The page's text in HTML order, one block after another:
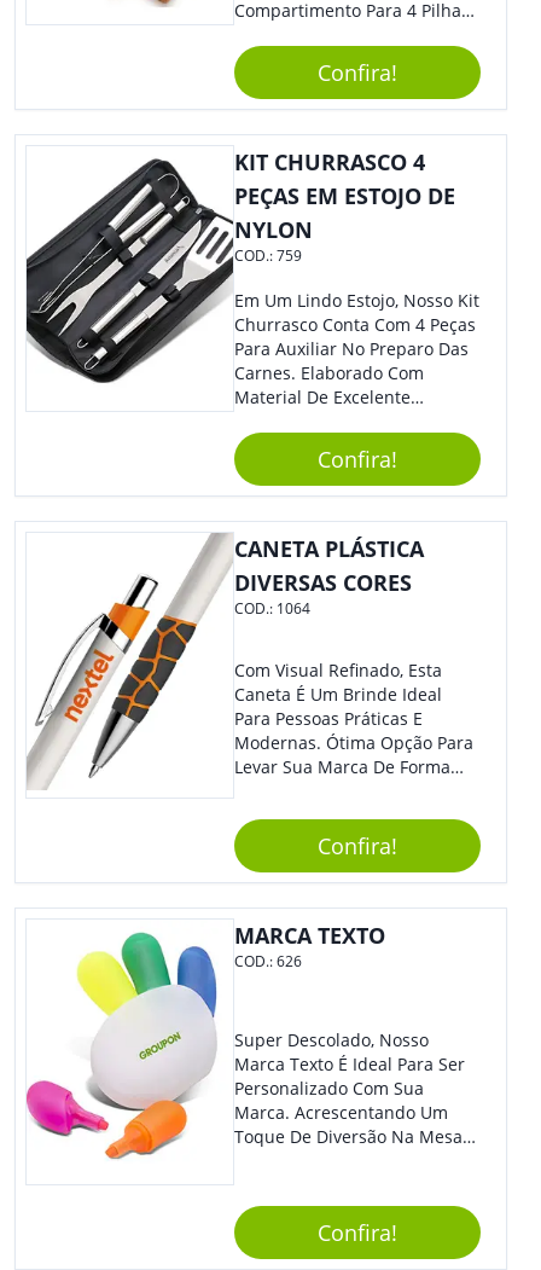
Compartimento Para 4 Pilhas
Acompanha Pilhas) – Contém
Desenho Indicativo De
Abertura E Fechamento Da
Tampa; Botões Para Extração
E Remoção De Rolhas E Parte
Lacre (Removível).
Confira!
KIT CHURRASCO 4
PEÇAS EM ESTOJO DE
NYLON
COD.:759
Em Um Lindo Estojo, Nosso Kit
Churrasco Conta Com 4 Peças
Para Auxiliar No Preparo Das
Carnes. Elaborado Com
Material De Excelente
Tradicional, Sem Dúvidas É O
Brinde Certo Para Todos Os
Públicos. Personalize-O Com
Sua Marca. Seus Clientes E
Colaboradores Com Certeza
Confira!
CANETA PLÁSTICA
DIVERSAS CORES
COD.: 1064
Com Visual Refinado, Esta
Caneta É Um Brinde Ideal
Para Pessoas Práticas E
Modernas. Ótima Opção Para
Levar Sua Marca De Forma
Sua Empresa Em Eventos,
Reuniões Corporativas Ou Até
Mesmo Para Presentear
Colaboradores E Parceiros De
Sua Empresa.
Confira!
MARCA TEXTO
COD.:626
Super Descolado, Nosso
Marca Texto É Ideal Para Ser
Personalizado Com Sua
Marca. Acrescentando Um
Toque De Diversão Na Mesa
Clientes E Colaboradores. O
Grande Destaque De Eventos
E Feiras De Negócio
Confira!